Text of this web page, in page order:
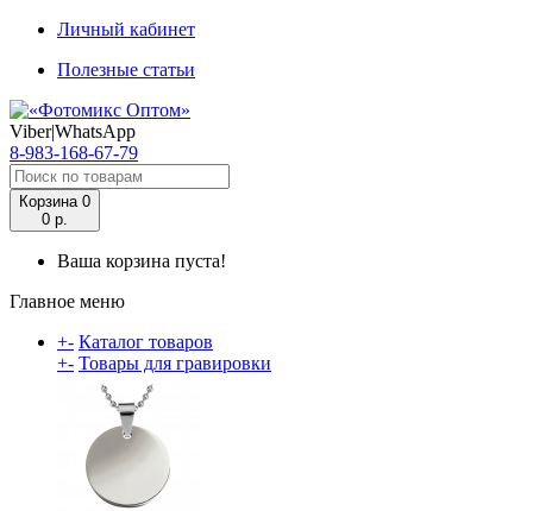
Личный кабинет
Полезные статьи
Viber|WhatsApp
8-983-168-67-79
Корзина 0
0 р.
Ваша корзина пуста!
Главное меню
+- Каталог товаров
+- Товары для гравировки